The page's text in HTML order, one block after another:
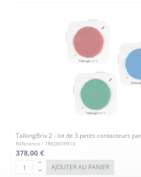
TalkingBrix 2 - lot de 3 petits contacteurs
Réference : 7RED009910
378,00 €
AJOUTER AU PANIER